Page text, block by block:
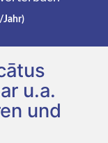
Jahr)
u.a.
und